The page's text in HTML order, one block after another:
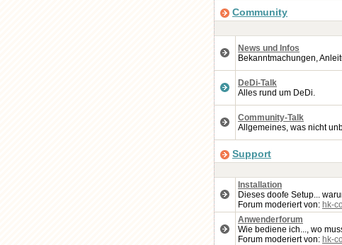
Community
News und Infos
Bekanntmachungen,
DeDi-Talk
Alles rund um DeDi.
Community-Talk
Allgemeines, was nicht
Support
Installation
Dieses doofe Setup...
Forum moderiert von: hk-
Anwenderforum
Wie bediene ich..., wo
Forum moderiert von: hk-